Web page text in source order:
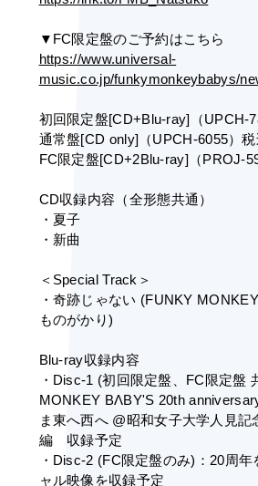
▼FC限定盤のご予約はこちら
https://www.universal-
music.co.jp/funkymonkeybabys/
初回限定盤[CD+Blu-ray]（UPCH-
通常盤[CD only]（UPCH-6055）
FC限定盤[CD+2Blu-ray]（PROJ-
CD収録内容（全形態共通）
・夏子
・新曲
＜Special Track＞
・奇跡じゃない (FUNKY
ものがかり)
Blu-ray収録内容
・Disc-1 (初回限定盤、FC限定盤
MONKEY BΛBY'S 20th
ま東へ西へ @昭和女子大学人見記
編　収録予定
・Disc-2 (FC限定盤のみ)：20周
ャル映像を収録予定